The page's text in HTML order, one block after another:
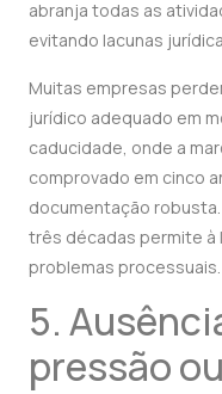
abranja todas as
evitando lacunas
Muitas empresas
jurídico adequado em
caducidade, onde a
comprovado em cinco
documentação
três décadas permite
problemas processuais.
5.
pressão